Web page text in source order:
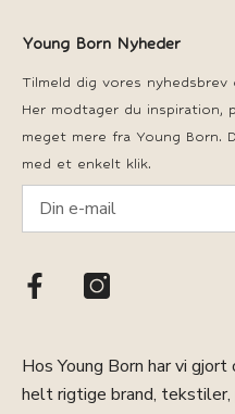
Young Born Nyheder
Tilmeld dig vores
Her modtager du inspiration,
meget mere fra Young Born.
med et enkelt klik.
Hos Young Born har vi
helt rigtige brand, tekstiler,